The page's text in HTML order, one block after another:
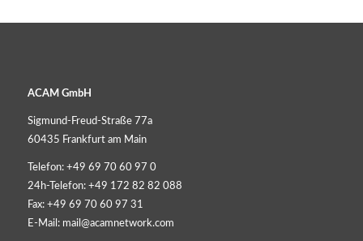
ACAM GmbH
Sigmund-Freud-Straße 77a
60435 Frankfurt am Main
Telefon: +49 69 70 60 97 0
24h-Telefon: +49 172 82 82 088
Fax: +49 69 70 60 97 31
E-Mail: mail@acamnetwork.com